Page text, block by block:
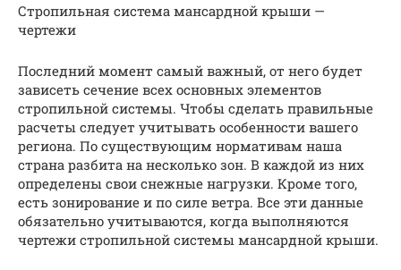
Стропильная система мансардной крыши —
чертежи
Последний момент самый важный, от него будет
зависеть сечение всех основных элементов
стропильной системы. Чтобы сделать правильные
расчеты следует учитывать особенности вашего
региона. По существующим нормативам наша
страна разбита на несколько зон. В каждой из них
определены свои снежные нагрузки. Кроме того,
есть зонирование и по силе ветра. Все эти данные
обязательно учитываются, когда выполняются
чертежи стропильной системы мансардной крыши.